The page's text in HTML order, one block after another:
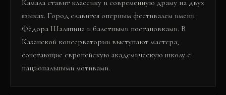
Камала ставит классику и современную драму на двух
языках. Город славится оперным фестивалем имени
Фёдора Шаляпина и балетными постановками. В
Казанской консерватории выступают мастера,
сочетающие европейскую академическую школу с
национальными мотивами.